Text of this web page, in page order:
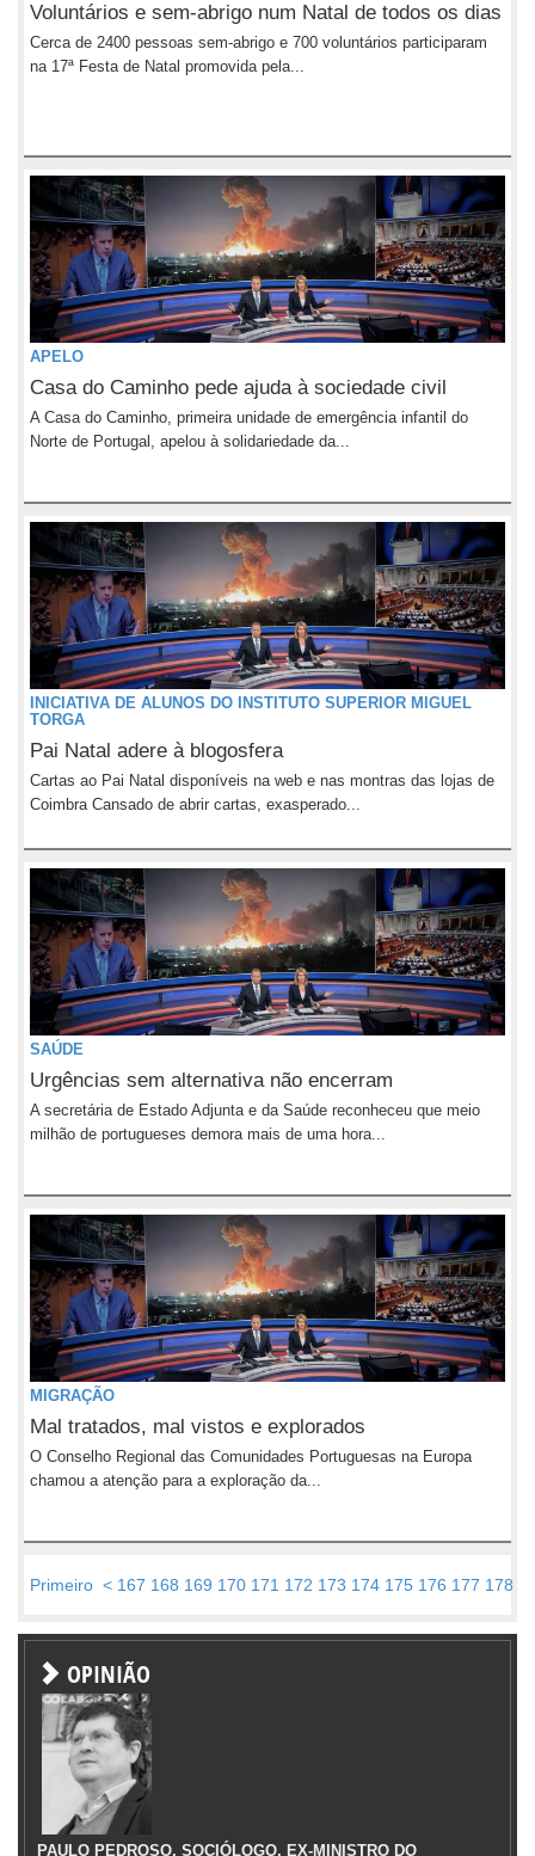
Voluntários e sem-abrigo num Natal de todos os dias
Cerca de 2400 pessoas sem-abrigo e 700 voluntários participaram
na 17ª Festa de Natal promovida pela...
APELO
Casa do Caminho pede ajuda à sociedade civil
A Casa do Caminho, primeira unidade de emergência infantil do
Norte de Portugal, apelou à solidariedade da...
INICIATIVA DE ALUNOS DO INSTITUTO SUPERIOR MIGUEL
TORGA
Pai Natal adere à blogosfera
Cartas ao Pai Natal disponíveis na web e nas montras das lojas de
Coimbra Cansado de abrir cartas, exasperado...
SAÚDE
Urgências sem alternativa não encerram
A secretária de Estado Adjunta e da Saúde reconheceu que meio
milhão de portugueses demora mais de uma hora...
MIGRAÇÃO
Mal tratados, mal vistos e explorados
O Conselho Regional das Comunidades Portuguesas na Europa
chamou a atenção para a exploração da...
Primeiro < 167 168 169 170 171 172 173 174 175 176 177 178
OPINIÃO
PAULO PEDROSO, SOCIÓLOGO, EX-MINISTRO DO